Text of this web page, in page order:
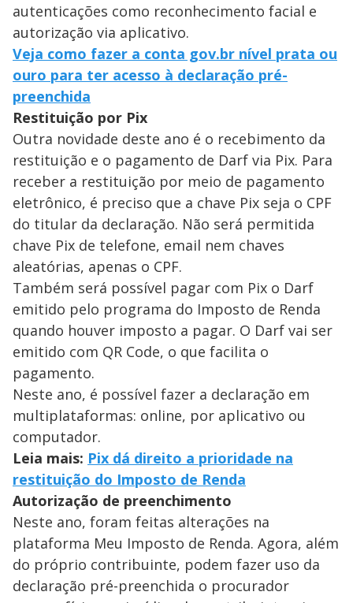
autenticações como reconhecimento facial e
autorização via aplicativo.
Veja como fazer a conta gov.br nível prata ou
ouro para ter acesso à declaração pré-
preenchida
Restituição por Pix
Outra novidade deste ano é o recebimento da
restituição e o pagamento de Darf via Pix. Para
receber a restituição por meio de pagamento
eletrônico, é preciso que a chave Pix seja o CPF
do titular da declaração. Não será permitida
chave Pix de telefone, email nem chaves
aleatórias, apenas o CPF.
Também será possível pagar com Pix o Darf
emitido pelo programa do Imposto de Renda
quando houver imposto a pagar. O Darf vai ser
emitido com QR Code, o que facilita o
pagamento.
Neste ano, é possível fazer a declaração em
multiplataformas: online, por aplicativo ou
computador.
Leia mais: Pix dá direito a prioridade na
restituição do Imposto de Renda
Autorização de preenchimento
Neste ano, foram feitas alterações na
plataforma Meu Imposto de Renda. Agora, além
do próprio contribuinte, podem fazer uso da
declaração pré-preenchida o procurador